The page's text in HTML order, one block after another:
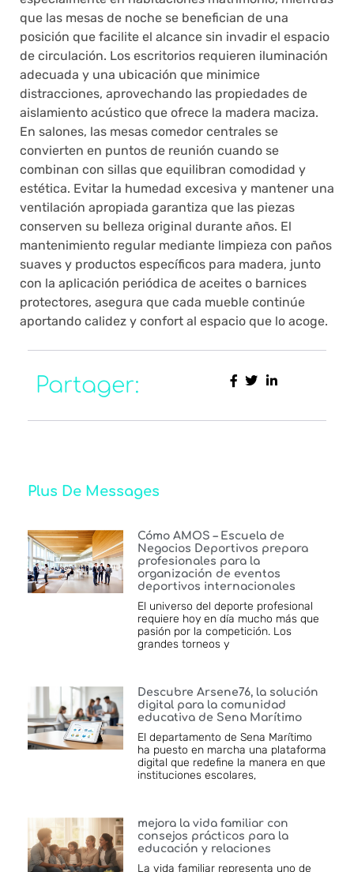
que las mesas de noche se benefician de una
posición que facilite el alcance sin invadir el espacio
de circulación. Los escritorios requieren iluminación
adecuada y una ubicación que minimice
distracciones, aprovechando las propiedades de
aislamiento acústico que ofrece la madera maciza.
En salones, las mesas comedor centrales se
convierten en puntos de reunión cuando se
combinan con sillas que equilibran comodidad y
estética. Evitar la humedad excesiva y mantener una
ventilación apropiada garantiza que las piezas
conserven su belleza original durante años. El
mantenimiento regular mediante limpieza con paños
suaves y productos específicos para madera, junto
con la aplicación periódica de aceites o barnices
protectores, asegura que cada mueble continúe
aportando calidez y confort al espacio que lo acoge.
Partager:
Plus De Messages
Cómo AMOS – Escuela de
Negocios Deportivos prepara
profesionales para la
organización de eventos
deportivos internacionales
El universo del deporte profesional
requiere hoy en día mucho más que
pasión por la competición. Los
grandes torneos y
Descubre Arsene76, la solución
digital para la comunidad
educativa de Sena Marítimo
El departamento de Sena Marítimo
ha puesto en marcha una plataforma
digital que redefine la manera en que
instituciones escolares,
mejora la vida familiar con
consejos prácticos para la
educación y relaciones
La vida familiar representa uno de